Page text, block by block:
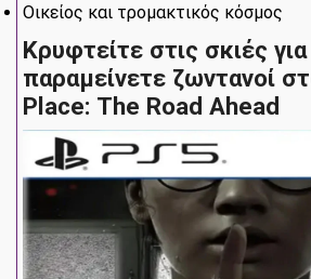
Οικείος και τρομακτικός κόσμος
Κρυφτείτε στις σκιές
παραμείνετε ζωντανοί
Place: The Road Ahead